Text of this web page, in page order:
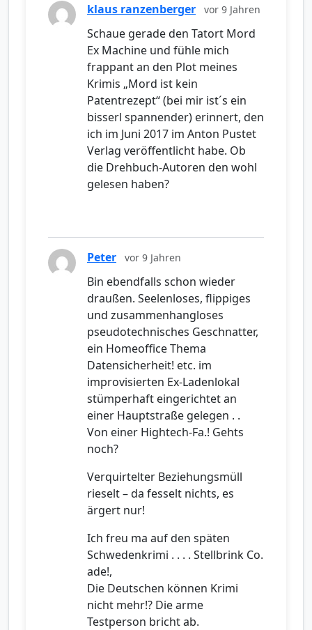
klaus ranzenberger vor 9 Jahren
Schaue gerade den Tatort Mord
Ex Machine und fühle mich
frappant an den Plot meines
Krimis „Mord ist kein
Patentrezept“ (bei mir ist´s ein
bisserl spannender) erinnert, den
ich im Juni 2017 im Anton Pustet
Verlag veröffentlicht habe. Ob
die Drehbuch-Autoren den wohl
gelesen haben?
Peter vor 9 Jahren
Bin ebendfalls schon wieder
draußen. Seelenloses, flippiges
und zusammenhangloses
pseudotechnisches Geschnatter,
ein Homeoffice Thema
Datensicherheit! etc. im
improvisierten Ex-Ladenlokal
stümperhaft eingerichtet an
einer Hauptstraße gelegen . .
Von einer Hightech-Fa.! Gehts
noch?
Verquirtelter Beziehungsmüll
rieselt – da fesselt nichts, es
ärgert nur!
Ich freu ma auf den späten
Schwedenkrimi . . . . Stellbrink Co.
ade!,
Die Deutschen können Krimi
nicht mehr!? Die arme
Testperson bricht ab.